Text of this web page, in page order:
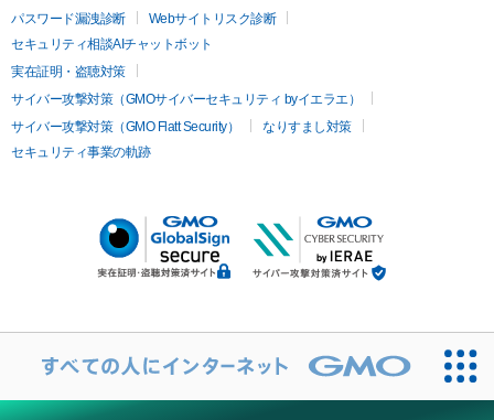
パスワード漏洩診断
Webサイトリスク診断
セキュリティ相談AIチャットボット
実在証明・盗聴対策
サイバー攻撃対策（GMOサイバーセキュリティ byイエラエ）
サイバー攻撃対策（GMO Flatt Security）
なりすまし対策
セキュリティ事業の軌跡